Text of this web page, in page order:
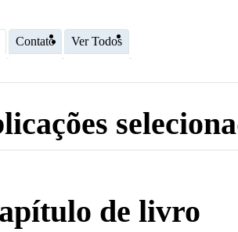
Contato Ver Todos
de livro